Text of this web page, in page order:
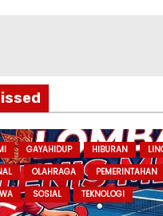
GAYAHIDUP HIBURAN
OLAHRAGA PEMERINTAHAN
SOSIAL TEKNOLOGI